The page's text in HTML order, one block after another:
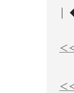
＜
＜